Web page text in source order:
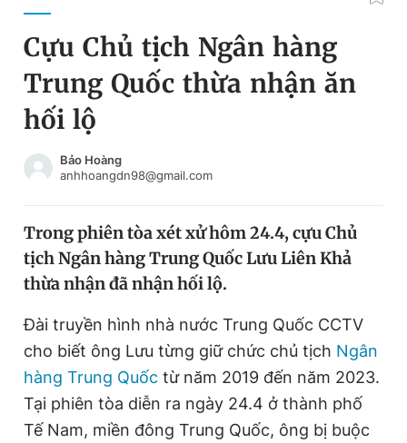
Chuyên mục
Chuyên mục khác
Chào ngày mới
Video Magazine
Sản phẩm khác
Tiện ích Bạn cần biết
Thông tin tòa soạn Liên hệ quảng cáo
Đổi mật khẩu
Tin đã lưu
Tin đã xem
Đăng xuất
Cựu Chủ tịch Ngân hàng
Trung Quốc thừa nhận ăn
hối lộ
Bảo Hoàng
anhhoangdn98@gmail.com
Trong phiên tòa xét xử hôm 24.4, cựu Chủ
tịch Ngân hàng Trung Quốc Lưu Liên Khả
thừa nhận đã nhận hối lộ.
Đài truyền hình nhà nước Trung Quốc CCTV
cho biết ông Lưu từng giữ chức chủ tịch Ngân
hàng Trung Quốc từ năm 2019 đến năm 2023.
Tại phiên tòa diễn ra ngày 24.4 ở thành phố
Tế Nam, miền đông Trung Quốc, ông bị buộc